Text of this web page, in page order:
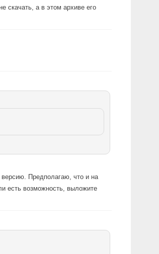
скачать, а в этом архиве его
версию. Предполагаю, что и на
есть возможность, выложите